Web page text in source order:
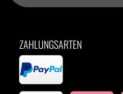
ZAHLUNGSARTEN